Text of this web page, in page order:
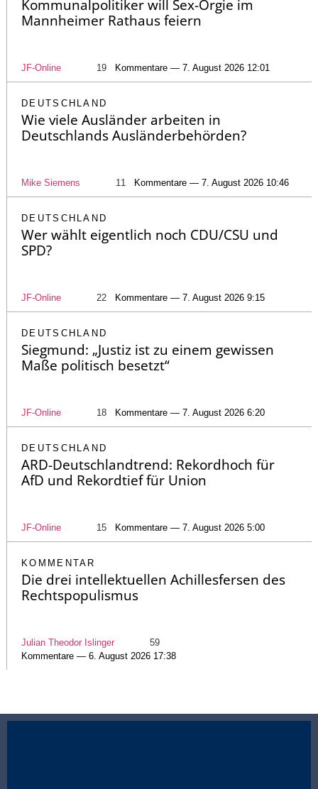
Kommunalpolitiker will Sex-Orgie im
Mannheimer Rathaus feiern
JF-Online 19 Kommentare — 7. August 2026 12:01
DEUTSCHLAND
Wie viele Ausländer arbeiten in
Deutschlands Ausländerbehörden?
Mike Siemens 11 Kommentare — 7. August 2026 10:46
DEUTSCHLAND
Wer wählt eigentlich noch CDU/CSU und
SPD?
JF-Online 22 Kommentare — 7. August 2026 9:15
DEUTSCHLAND
Siegmund: „Justiz ist zu einem gewissen
Maße politisch besetzt“
JF-Online 18 Kommentare — 7. August 2026 6:20
DEUTSCHLAND
ARD-Deutschlandtrend: Rekordhoch für
AfD und Rekordtief für Union
JF-Online 15 Kommentare — 7. August 2026 5:00
KOMMENTAR
Die drei intellektuellen Achillesfersen des
Rechtspopulismus
Julian Theodor Islinger
59
Kommentare — 6. August 2026 17:38